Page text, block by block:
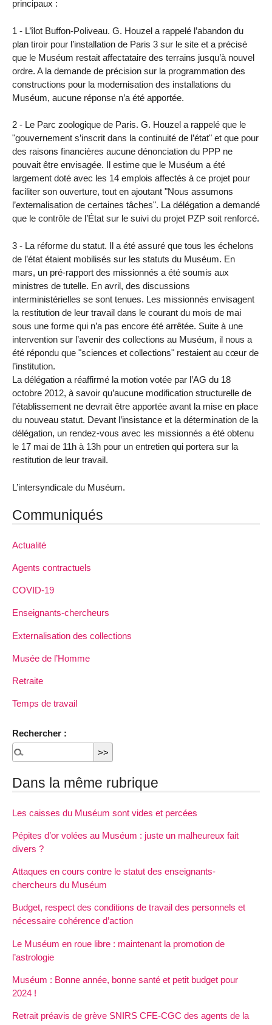
principaux :
1 - L’îlot Buffon-Poliveau. G. Houzel a rappelé l’abandon du
plan tiroir pour l’installation de Paris 3 sur le site et a précisé
que le Muséum restait affectataire des terrains jusqu’à nouvel
ordre. A la demande de précision sur la programmation des
constructions pour la modernisation des installations du
Muséum, aucune réponse n’a été apportée.
2 - Le Parc zoologique de Paris. G. Houzel a rappelé que le
"gouvernement s’inscrit dans la continuité de l’état" et que pour
des raisons financières aucune dénonciation du PPP ne
pouvait être envisagée. Il estime que le Muséum a été
largement doté avec les 14 emplois affectés à ce projet pour
faciliter son ouverture, tout en ajoutant "Nous assumons
l’externalisation de certaines tâches". La délégation a demandé
que le contrôle de l’État sur le suivi du projet PZP soit renforcé.
3 - La réforme du statut. Il a été assuré que tous les échelons
de l’état étaient mobilisés sur les statuts du Muséum. En
mars, un pré-rapport des missionnés a été soumis aux
ministres de tutelle. En avril, des discussions
interministérielles se sont tenues. Les missionnés envisagent
la restitution de leur travail dans le courant du mois de mai
sous une forme qui n’a pas encore été arrêtée. Suite à une
intervention sur l’avenir des collections au Muséum, il nous a
été répondu que "sciences et collections" restaient au cœur de
l’institution.
La délégation a réaffirmé la motion votée par l’AG du 18
octobre 2012, à savoir qu’aucune modification structurelle de
l’établissement ne devrait être apportée avant la mise en place
du nouveau statut. Devant l’insistance et la détermination de la
délégation, un rendez-vous avec les missionnés a été obtenu
le 17 mai de 11h à 13h pour un entretien qui portera sur la
restitution de leur travail.
L’intersyndicale du Muséum.
Communiqués
Actualité
Agents contractuels
COVID-19
Enseignants-chercheurs
Externalisation des collections
Musée de l’Homme
Retraite
Temps de travail
Rechercher :
Dans la même rubrique
Les caisses du Muséum sont vides et percées
Pépites d’or volées au Muséum : juste un malheureux fait
divers ?
Attaques en cours contre le statut des enseignants-
chercheurs du Muséum
Budget, respect des conditions de travail des personnels et
nécessaire cohérence d’action
Le Muséum en roue libre : maintenant la promotion de
l’astrologie
Muséum : Bonne année, bonne santé et petit budget pour
2024 !
Retrait préavis de grève SNIRS CFE-CGC des agents de la